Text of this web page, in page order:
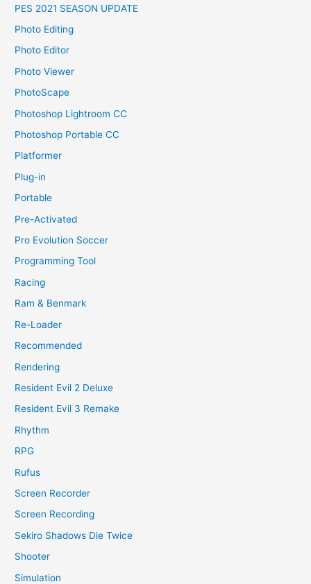
PES 2021 SEASON UPDATE
Photo Editing
Photo Editor
Photo Viewer
PhotoScape
Photoshop Lightroom CC
Photoshop Portable CC
Platformer
Plug-in
Portable
Pre-Activated
Pro Evolution Soccer
Programming Tool
Racing
Ram & Benmark
Re-Loader
Recommended
Rendering
Resident Evil 2 Deluxe
Resident Evil 3 Remake
Rhythm
RPG
Rufus
Screen Recorder
Screen Recording
Sekiro Shadows Die Twice
Shooter
Simulation